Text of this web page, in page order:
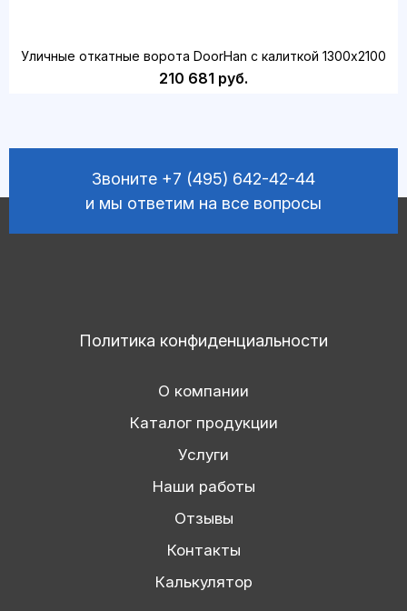
Уличные откатные ворота DoorHan с калиткой 1300х2100
210 681 руб.
Звоните +7 (495) 642-42-44
и мы ответим на все вопросы
Политика конфиденциальности
О компании
Каталог продукции
Услуги
Наши работы
Отзывы
Контакты
Калькулятор